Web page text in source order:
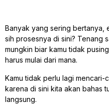
Banyak yang sering bertanya,
sih prosesnya di sini? Tenang
mungkin biar kamu tidak
harus mulai dari mana.
Kamu tidak perlu lagi mencari-
karena di sini kita akan bahas
langsung.